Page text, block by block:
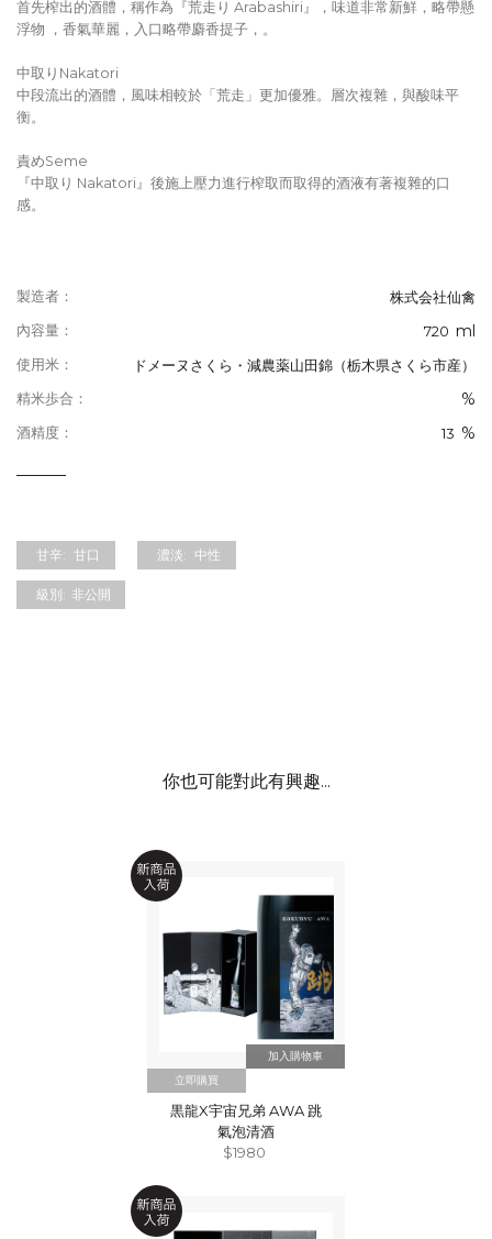
首先榨出的酒體，稱作為『荒走り Arabashiri』，味道非常新鮮，略帶懸
浮物 ，香氣華麗，入口略帶麝香提子，。
中取りNakatori
中段流出的酒體，風味相較於「荒走」更加優雅。層次複雜，與酸味平
衡。
責めSeme
『中取り Nakatori』後施上壓力進行榨取而取得的酒液有著複雜的口
感。
製造者： 株式会社仙禽
內容量： 720 ml
使用米： ドメーヌさくら・減農薬山田錦（栃木県さくら市産）
精米歩合： %
酒精度： 13 %
甘辛: 甘口 濃淡: 中性
級別: 非公開
你也可能對此有興趣...
立即購買
黒龍X宇宙兄弟 AWA 跳
氣泡清酒
$1980